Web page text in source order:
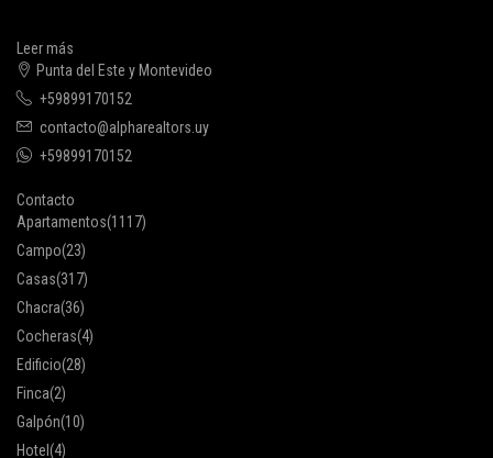
Leer más
Punta del Este y Montevideo
+59899170152
contacto@alpharealtors.uy
+59899170152
Contacto
Apartamentos(1117)
Campo(23)
Casas(317)
Chacra(36)
Cocheras(4)
Edificio(28)
Finca(2)
Galpón(10)
Hotel (4)